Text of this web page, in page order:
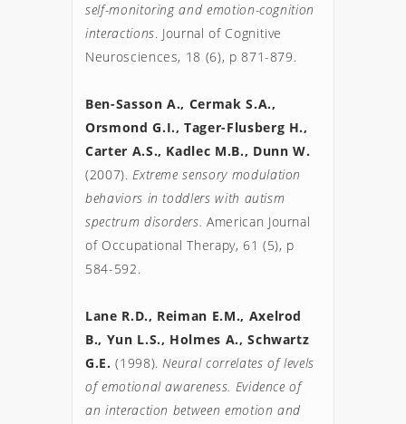
self-monitoring and emotion-cognition
interactions. Journal of Cognitive
Neurosciences, 18 (6), p 871-879.
Ben-Sasson A., Cermak S.A.,
Orsmond G.I., Tager-Flusberg H.,
(2007). Extreme sensory modulation
behaviors in toddlers with autism
spectrum disorders. American Journal
of Occupational Therapy, 61 (5), p
584-592.
Lane R.D., Reiman E.M., Axelrod
B., Yun L.S., Holmes A., Schwartz
G.E. (1998). Neural correlates of levels
of emotional awareness. Evidence of
an interaction between emotion and